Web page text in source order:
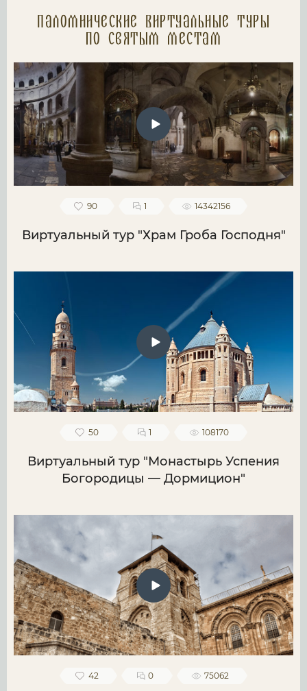
Паломнические Виртуальные туры
по святым местам
90 1 14342156
Виртуальный тур "Храм Гроба Господня"
50 1 108170
Виртуальный тур "Монастырь Успения
Богородицы — Дормицион"
42 0 75062